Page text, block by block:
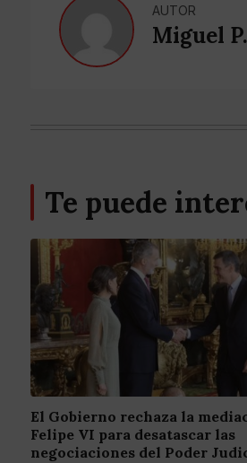
AUTOR
Miguel
Te puede
El Gobierno rechaza la
Felipe VI para desatascar las
negociaciones del Poder